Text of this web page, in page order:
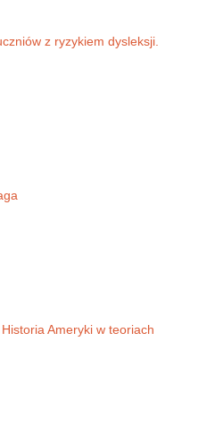
z ryzykiem dysleksji.
Ameryki w teoriach